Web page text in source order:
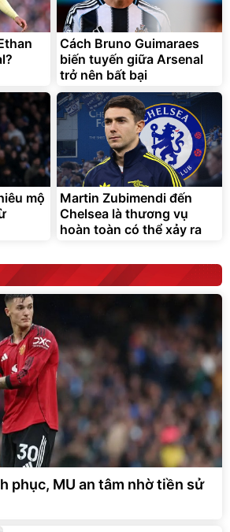
chống nóng giúp thoải mái
trong di chuyển
295.000
Đã bán nhiều
Cách Bruno Guimaraes
biến tuyến giữa Arsenal
trở nên bất bại
mộ
Martin Zubimendi đến
Chelsea là thương vụ
hoàn toàn có thể xảy ra
phục, MU an tâm nhờ tiền sử